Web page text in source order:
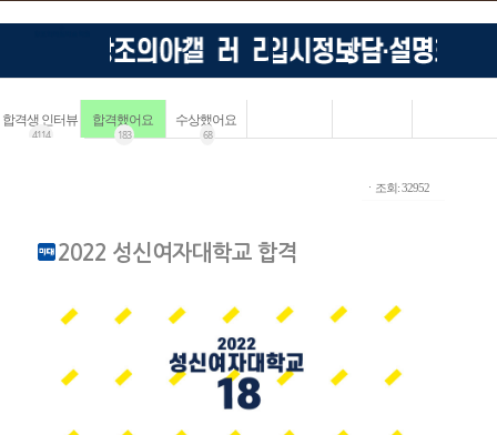
합격생 인터뷰
4114
합격했어요
183
수상했어요
68
ㆍ조회: 32952
2022 성신여자대학교 합격